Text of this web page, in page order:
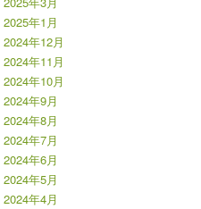
2025年1月
2024年12月
2024年11月
2024年10月
2024年9月
2024年8月
2024年7月
2024年6月
2024年5月
2024年4月